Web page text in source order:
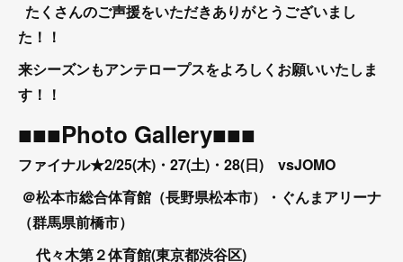
たくさんのご声援をいただきありがとうございまし
た！！
来シーズンもアンテロープスをよろしくお願いいたしま
す！！
■■■Photo Gallery■■■
ファイナル★2/25(木)・27(土)・28(日) vsJOMO
＠松本市総合体育館（長野県松本市）・ぐんまアリーナ
（群馬県前橋市）
代々木第２体育館(東京都渋谷区)